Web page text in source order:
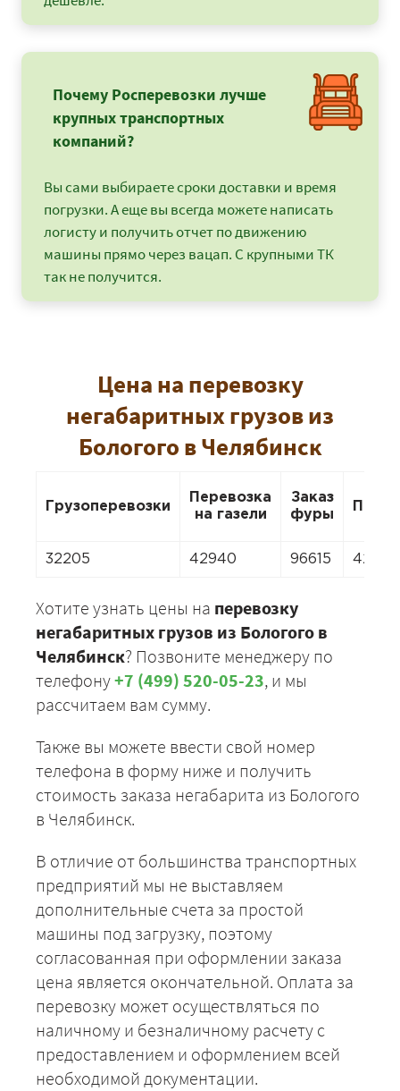
Почему Росперевозки лучше
крупных транспортных
компаний?
Вы сами выбираете сроки доставки и время
погрузки. А еще вы всегда можете написать
логисту и получить отчет по движению
машины прямо через вацап. С крупными ТК
так не получится.
Цена на перевозку
негабаритных грузов из
Бологого в Челябинск
Грузоперевозки
Перевозка
на газели
Заказ
фуры
32205 42940 96615 42940
Хотите узнать цены на перевозку
негабаритных грузов из Бологого в
Челябинск? Позвоните менеджеру по
телефону+7 (499) 520-05-23, и мы
рассчитаем вам сумму.
Также вы можете ввести свой номер
телефона в форму ниже и получить
стоимость заказа негабарита из Бологого
в Челябинск.
В отличие от большинства транспортных
предприятий мы не выставляем
дополнительные счета за простой
машины под загрузку, поэтому
согласованная при оформлении заказа
цена является окончательной. Оплата за
перевозку может осуществляться по
наличному и безналичному расчету с
предоставлением и оформлением всей
необходимой документации.